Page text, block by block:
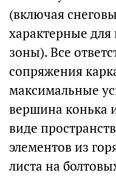
(включая
характерные
зоны). Все
сопряжения
максимальные
вершина конька
виде
элементов из
листа на